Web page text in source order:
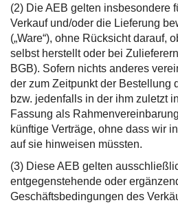
(2) Die AEB gelten insbesondere
Verkauf und/oder die Lieferung
(„Ware“), ohne Rücksicht darauf,
selbst herstellt oder bei
BGB). Sofern nichts anderes
der zum Zeitpunkt der Bestellung
bzw. jedenfalls in der ihm zuletzt
Fassung als
künftige Verträge, ohne dass wir
auf sie hinweisen müssten.
(3) Diese AEB gelten
entgegenstehende oder
Geschäftsbedingungen des